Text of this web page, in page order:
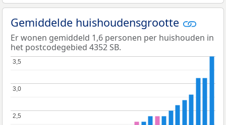
Gemiddelde huishoudensgrootte
Er wonen gemiddeld 1,6 personen per huishouden in
het postcodegebied 4352 SB.
2,5
2,5
3,0
3,0
3,5
3,5